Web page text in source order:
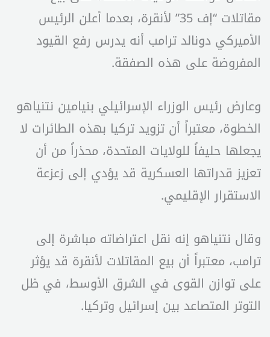
مقاتلات “إف 35” لأنقرة، بعدما أعلن الرئيس
الأميركي دونالد ترامب أنه يدرس رفع القيود
المفروضة على هذه الصفقة.
وعارض رئيس الوزراء الإسرائيلي بنيامين نتنياهو
الخطوة، معتبراً أن تزويد تركيا بهذه الطائرات لا
يجعلها حليفاً للولايات المتحدة، محذراً من أن
تعزيز قدراتها العسكرية قد يؤدي إلى زعزعة
الاستقرار الإقليمي.
وقال نتنياهو إنه نقل اعتراضاته مباشرة إلى
ترامب، معتبراً أن بيع المقاتلات لأنقرة قد يؤثر
على توازن القوى في الشرق الأوسط، في ظل
التوتر المتصاعد بين إسرائيل وتركيا.